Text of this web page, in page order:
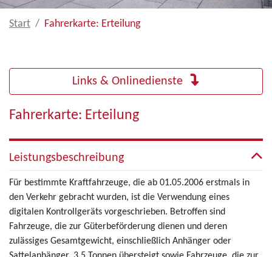
Start Fahrerkarte: Erteilung
Links & Onlinedienste
Fahrerkarte: Erteilung
Leistungsbeschreibung
Für bestimmte Kraftfahrzeuge, die ab 01.05.2006 erstmals in
den Verkehr gebracht wurden, ist die Verwendung eines
digitalen Kontrollgeräts vorgeschrieben. Betroffen sind
Fahrzeuge, die zur Güterbeförderung dienen und deren
zulässiges Gesamtgewicht, einschließlich Anhänger oder